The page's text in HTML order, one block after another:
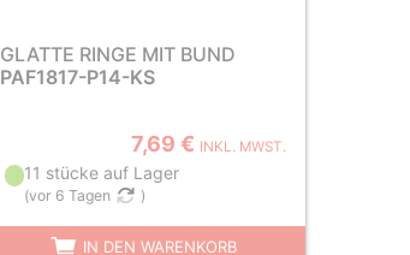
GLATTE RINGE MIT BUND
PAF1817-P14-KS
7,69 € INKL. MWST.
11 stücke auf Lager
(vor 6 Tagen )
IN DEN WARENKORB